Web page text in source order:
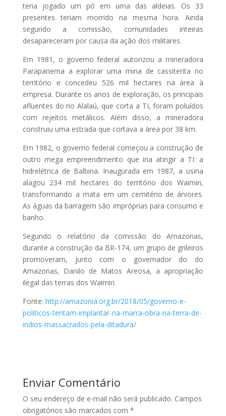
teria jogado um pó em uma das aldeias. Os 33
presentes teriam morrido na mesma hora. Ainda
segundo a comissão, comunidades inteiras
desapareceram por causa da ação dos militares.
Em 1981, o governo federal autorizou a mineradora
Parapanema a explorar uma mina de cassiterita no
território e concedeu 526 mil hectares na área à
empresa. Durante os anos de exploração, os principais
afluentes do rio Alalaú, que corta a TI, foram poluídos
com rejeitos metálicos. Além disso, a mineradora
construiu uma estrada que cortava a área por 38 km.
Em 1982, o governo federal começou a construção de
outro mega empreendimento que iria atingir a TI: a
hidrelétrica de Balbina. Inaugurada em 1987, a usina
alagou 234 mil hectares do território dos Waimiri,
transformando a mata em um cemitério de árvores.
As águas da barragem são impróprias para consumo e
banho.
Segundo o relatório da comissão do Amazonas,
durante a construção da BR-174, um grupo de grileiros
promoveram, junto com o governador do do
Amazonas, Danilo de Matos Areosa, a apropriação
ilegal das terras dos Waimiri.
Fonte: http://amazonia.org.br/2018/05/governo-e-
politicos-tentam-implantar-na-marra-obra-na-terra-de-
indios-massacrados-pela-ditadura/
Enviar Comentário
O seu endereço de e-mail não será publicado. Campos
obrigatórios são marcados com *